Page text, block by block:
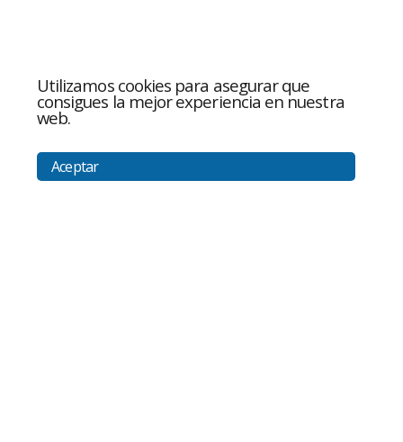
Utilizamos cookies para asegurar que
consigues la mejor experiencia en nuestra
web.
Aceptar